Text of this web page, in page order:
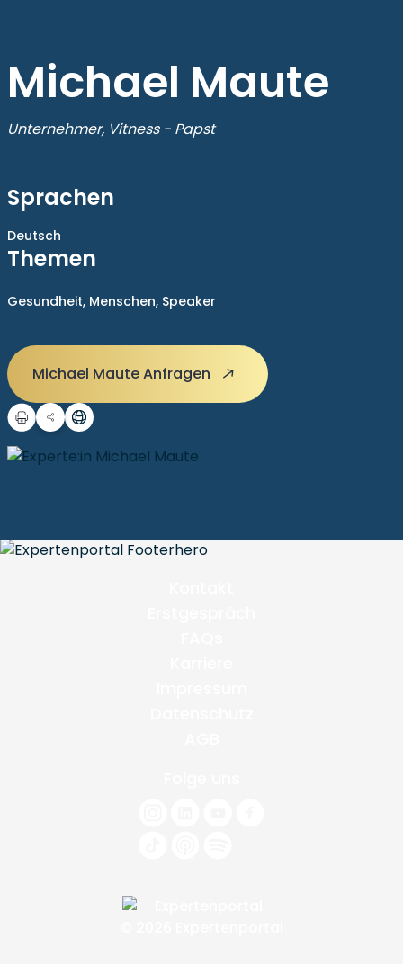
Michael Maute
Unternehmer, Vitness - Papst
Sprachen
Deutsch
Themen
Gesundheit, Menschen, Speaker
Michael Maute Anfragen